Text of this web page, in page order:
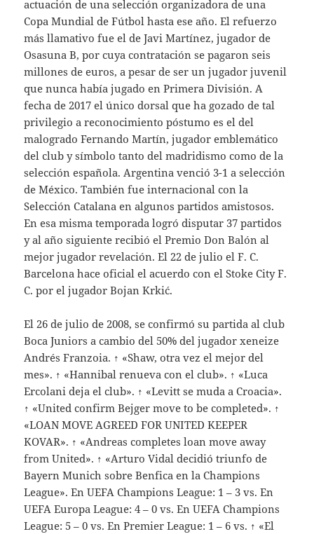
actuación de una selección organizadora de una
Copa Mundial de Fútbol hasta ese año. El refuerzo
más llamativo fue el de Javi Martínez, jugador de
Osasuna B, por cuya contratación se pagaron seis
millones de euros, a pesar de ser un jugador juvenil
que nunca había jugado en Primera División. A
fecha de 2017 el único dorsal que ha gozado de tal
privilegio a reconocimiento póstumo es el del
malogrado Fernando Martín, jugador emblemático
del club y símbolo tanto del madridismo como de la
selección española. Argentina venció 3-1 a selección
de México. También fue internacional con la
Selección Catalana en algunos partidos amistosos.
En esa misma temporada logró disputar 37 partidos
y al año siguiente recibió el Premio Don Balón al
mejor jugador revelación. El 22 de julio el F. C.
Barcelona hace oficial el acuerdo con el Stoke City F.
C. por el jugador Bojan Krkić.
El 26 de julio de 2008, se confirmó su partida al club
Boca Juniors a cambio del 50% del jugador xeneize
Andrés Franzoia. ↑ «Shaw, otra vez el mejor del
mes». ↑ «Hannibal renueva con el club». ↑ «Luca
Ercolani deja el club». ↑ «Levitt se muda a Croacia».
↑ «United confirm Bejger move to be completed». ↑
«LOAN MOVE AGREED FOR UNITED KEEPER
KOVAR». ↑ «Andreas completes loan move away
from United». ↑ «Arturo Vidal decidió triunfo de
Bayern Munich sobre Benfica en la Champions
League». En UEFA Champions League: 1 – 3 vs. En
UEFA Europa League: 4 – 0 vs. En UEFA Champions
League: 5 – 0 vs. En Premier League: 1 – 6 vs. ↑ «El